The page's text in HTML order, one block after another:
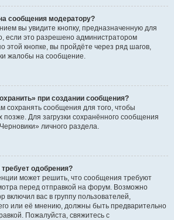
сообщения модератору?
вы увидите кнопку, предназначенную для
если это разрешено администратором
этой кнопке, вы пройдёте через ряд шагов,
жалобы на сообщение.
при создании сообщения?
сохранять сообщения для того, чтобы
позже. Для загрузки сохранённого сообщения
личного раздела.
одобрения?
может решить, что сообщения требуют
перед отправкой на форум. Возможно
включил вас в группу пользователей,
или её мнению, должны быть предварительно
Пожалуйста, свяжитесь с